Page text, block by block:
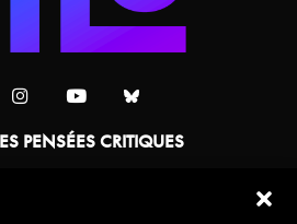
PENSÉES CRITIQUES